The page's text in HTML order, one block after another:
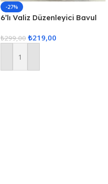
-27%
6’lı Valiz Düzenleyici Bavul
Hurcu
₺299,00 ₺219,00
Sepete Ekle